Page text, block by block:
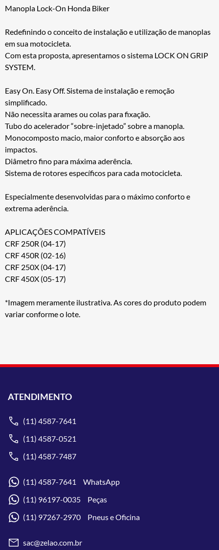
Manopla Lock-On Honda Biker
Redefinindo o conceito de instalação e utilização de manoplas
em sua motocicleta.
Com esta proposta, apresentamos o sistema LOCK ON GRIP
SYSTEM.
Easy On. Easy Off. Sistema de instalação e remoção
simplificado.
Não necessita arames ou colas para fixação.
Tubo do acelerador “sobre-injetado” sobre a manopla.
Monocomposto macio, maior conforto e absorção aos
impactos.
Diâmetro fino para máxima aderência.
Sistema de rotores específicos para cada motocicleta.
Especialmente desenvolvidas para o máximo conforto e
extrema aderência.
APLICAÇÕES COMPATÍVEIS
CRF 250R (04-17)
CRF 450R (02-16)
CRF 250X (04-17)
CRF 450X (05-17)
*Imagem meramente ilustrativa. As cores do produto podem
variar conforme o lote.
ATENDIMENTO
(11) 4587-7641
(11) 4587-0521
(11) 4587-7487
(11) 4587-7641 WhatsApp
(11) 96197-0035 Peças
(11) 97267-2970 Pneus e Oficina
sac@zelao.com.br